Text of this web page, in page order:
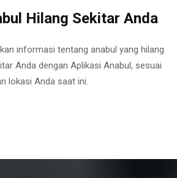
Hilang Sekitar Anda
informasi tentang anabul yang hilang
Anda dengan Aplikasi Anabul, sesuai
lokasi Anda saat ini.